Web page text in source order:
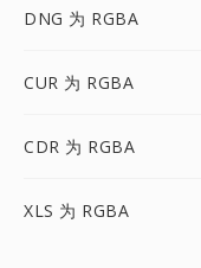
DNG 为 RGBA
CUR 为 RGBA
CDR 为 RGBA
XLS 为 RGBA